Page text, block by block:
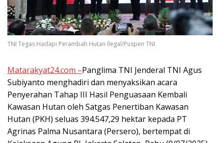
TNI Tegas Hadapi Perambah Hutan Ilegal/Puspen TNI
Matarakyat24.com –Panglima TNI Jenderal TNI Agus
Subiyanto menghadiri dan menyaksikan acara
Penyerahan Tahap III Hasil Penguasaan Kembali
Kawasan Hutan oleh Satgas Penertiban Kawasan
Hutan (PKH) seluas 394.547,29 hektar kepada PT
Agrinas Palma Nusantara (Persero), bertempat di